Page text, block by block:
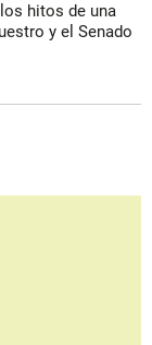
hitos de una
y el Senado